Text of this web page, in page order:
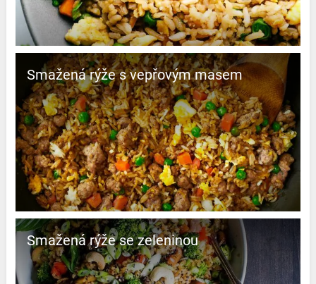
Smažená rýže s vepřovým masem
Smažená rýže se zeleninou